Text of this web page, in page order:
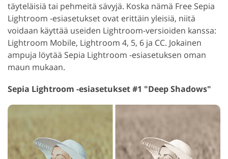
täyteläisiä tai pehmeitä sävyjä. Koska nämä Free Sepia
Lightroom -esiasetukset ovat erittäin yleisiä, niitä
voidaan käyttää useiden Lightroom-versioiden kanssa:
Lightroom Mobile, Lightroom 4, 5, 6 ja CC. Jokainen
ampuja löytää Sepia Lightroom -esiasetuksen oman
maun mukaan.
Sepia Lightroom -esiasetukset #1 "Deep Shadows"